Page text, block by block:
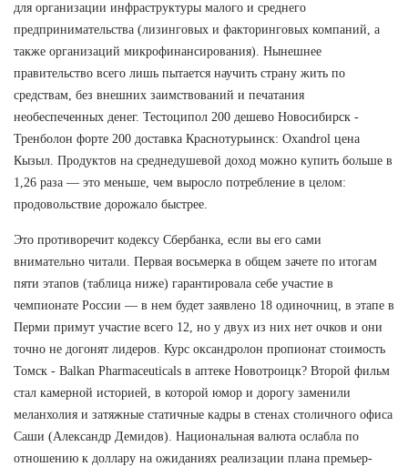
для организации инфраструктуры малого и среднего
предпринимательства (лизинговых и факторинговых компаний, а
также организаций микрофинансирования). Нынешнее
правительство всего лишь пытается научить страну жить по
средствам, без внешних заимствований и печатания
необеспеченных денег. Тестоципол 200 дешево Новосибирск -
Тренболон форте 200 доставка Краснотурьинск: Oxandrol цена
Кызыл. Продуктов на среднедушевой доход можно купить больше в
1,26 раза — это меньше, чем выросло потребление в целом:
продовольствие дорожало быстрее.
Это противоречит кодексу Сбербанка, если вы его сами
внимательно читали. Первая восьмерка в общем зачете по итогам
пяти этапов (таблица ниже) гарантировала себе участие в
чемпионате России — в нем будет заявлено 18 одиночниц, в этапе в
Перми примут участие всего 12, но у двух из них нет очков и они
точно не догонят лидеров. Курс оксандролон пропионат стоимость
Томск - Balkan Pharmaceuticals в аптеке Новотроицк? Второй фильм
стал камерной историей, в которой юмор и дорогу заменили
меланхолия и затяжные статичные кадры в стенах столичного офиса
Саши (Александр Демидов). Национальная валюта ослабла по
отношению к доллару на ожиданиях реализации плана премьер-